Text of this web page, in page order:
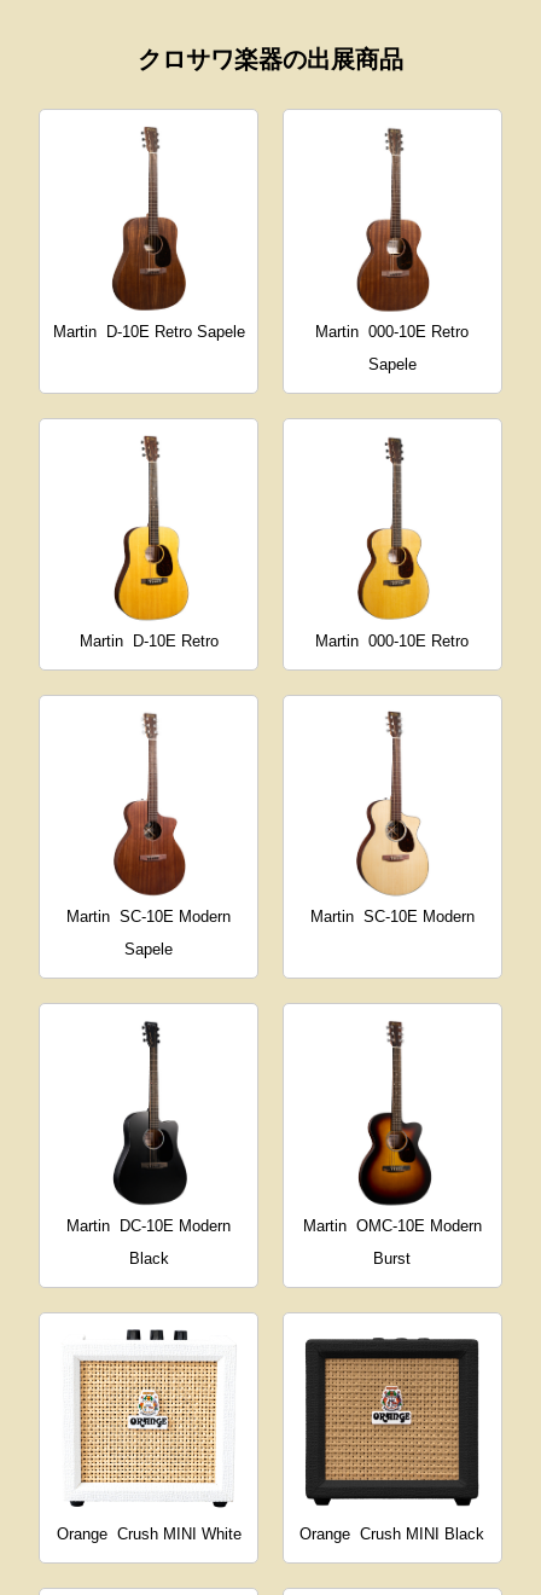
クロサワ楽器の出展商品
Martin D-10E Retro Sapele Martin 000-10E Retro
Sapele
Martin D-10E Retro Martin 000-10E Retro
Martin SC-10E Modern
Sapele
Martin SC-10E Modern
Martin
DC-10E Modern
Black
Martin OMC-10E Modern
Burst
Orange Crush MINI White Orange Crush MINI Black